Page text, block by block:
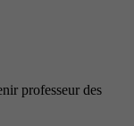
professeur des